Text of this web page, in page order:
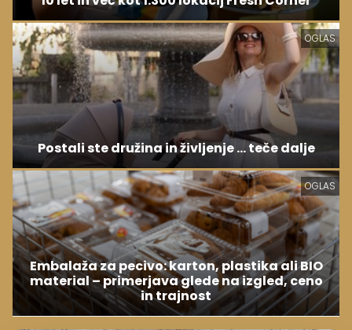
OGLAS
Postali ste družina in življenje ... teče dalje
OGLAS
Embalaža za pecivo: karton, plastika ali BIO
material – primerjava glede na izgled, ceno
in trajnost